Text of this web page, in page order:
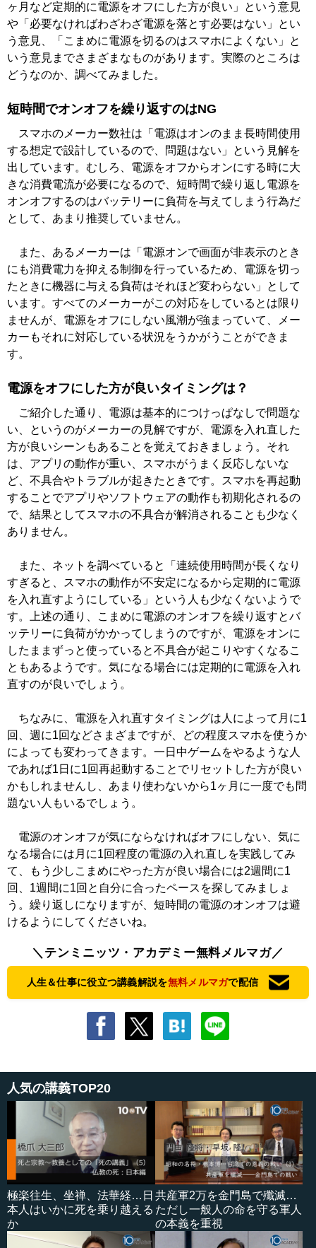
ヶ月など定期的に電源をオフにした方が良い」という意見
や「必要なければわざわざ電源を落とす必要はない」とい
う意見、「こまめに電源を切るのはスマホによくない」と
いう意見までさまざまなものがあります。実際のところは
どうなのか、調べてみました。
短時間でオンオフを繰り返すのはNG
スマホのメーカー数社は「電源はオンのまま長時間使用
する想定で設計しているので、問題はない」という見解を
出しています。むしろ、電源をオフからオンにする時に大
きな消費電流が必要になるので、短時間で繰り返し電源を
オンオフするのはバッテリーに負荷を与えてしまう行為だ
として、あまり推奨していません。
また、あるメーカーは「電源オンで画面が非表示のとき
にも消費電力を抑える制御を行っているため、電源を切っ
たときに機器に与える負荷はそれほど変わらない」として
います。すべてのメーカーがこの対応をしているとは限り
ませんが、電源をオフにしない風潮が強まっていて、メー
カーもそれに対応している状況をうかがうことができま
す。
電源をオフにした方が良いタイミングは？
ご紹介した通り、電源は基本的につけっぱなしで問題な
い、というのがメーカーの見解ですが、電源を入れ直した
方が良いシーンもあることを覚えておきましょう。それ
は、アプリの動作が重い、スマホがうまく反応しないな
ど、不具合やトラブルが起きたときです。スマホを再起動
することでアプリやソフトウェアの動作も初期化されるの
で、結果としてスマホの不具合が解消されることも少なく
ありません。
また、ネットを調べていると「連続使用時間が長くなり
すぎると、スマホの動作が不安定になるから定期的に電源
を入れ直すようにしている」という人も少なくないようで
す。上述の通り、こまめに電源のオンオフを繰り返すとバ
ッテリーに負荷がかかってしまうのですが、電源をオンに
したままずっと使っていると不具合が起こりやすくなるこ
ともあるようです。気になる場合には定期的に電源を入れ
直すのが良いでしょう。
ちなみに、電源を入れ直すタイミングは人によって月に1
回、週に1回などさまざまですが、どの程度スマホを使うか
によっても変わってきます。一日中ゲームをやるような人
であれば1日に1回再起動することでリセットした方が良い
かもしれませんし、あまり使わないから1ヶ月に一度でも問
題ない人もいるでしょう。
電源のオンオフが気にならなければオフにしない、気に
なる場合には月に1回程度の電源の入れ直しを実践してみ
て、もう少しこまめにやった方が良い場合には2週間に1
回、1週間に1回と自分に合ったペースを探してみましょ
う。繰り返しになりますが、短時間の電源のオンオフは避
けるようにしてくださいね。
＼テンミニッツ・アカデミー無料メルマガ／
人生＆仕事に役立つ講義解説を無料メルマガで配信
人気の講義TOP20
極楽往生、坐禅、法華経…日
本人はいかに死を乗り越える
か
共産軍2万を金門島で殲滅…
ただし一般人の命を守る軍人
の本義を重視